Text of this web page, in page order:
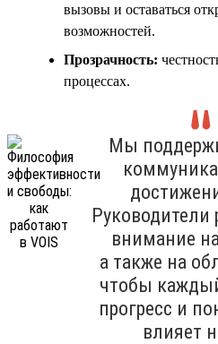
вызовы и оставаться
возможностей.
Прозрачность:
процессах.
Мы
Руководители
внимание
а также на
чтобы
прогресс и
влияет